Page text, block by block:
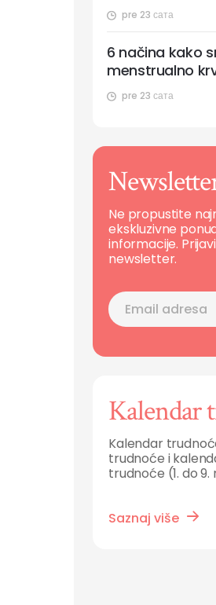
pre 23 сата
pre 23 сата
6 načina kako
menstrualno
Ne propustite
ekskluzivne
informacije.
newsletter.
Kalendar
Kalendar
trudnoće i
trudnoće (1. do
Saznaj više